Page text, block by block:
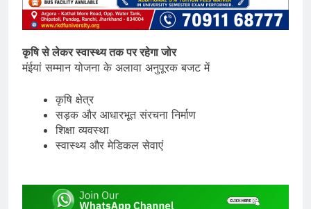
कृषि से लेकर स्वास्थ्य तक पर रहेगा जोर
मंईयां सम्मान योजना के अलावा अनुपूरक बजट में
कृषि क्षेत्र
सड़क और आधारभूत संरचना निर्माण
शिक्षा व्यवस्था
स्वास्थ्य और मेडिकल सेवाएं